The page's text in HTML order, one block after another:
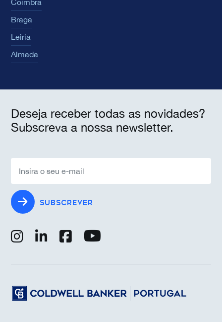
Coimbra
Braga
Leiria
Almada
Deseja receber todas as novidades?
Subscreva a nossa newsletter.
SUBSCREVER